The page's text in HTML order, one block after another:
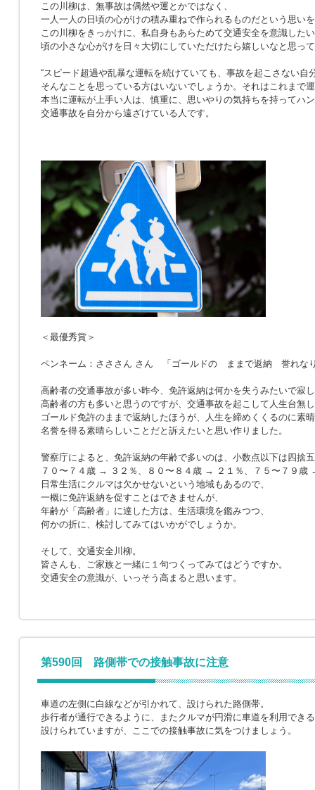
この川柳は、無事故は偶然や運とかではなく、
一人一人の日頃の心がけの積み重ねで作られるものだという思い
この川柳をきっかけに、私自身もあらためて交通安全を意識した
頃の小さな心がけを日々大切にしていただけたら嬉しいなと思っ
“スピード超過や乱暴な運転を続けていても、事故を起こさない自
そんなことを思っている方はいないでしょうか。それはこれまで
本当に運転が上手い人は、慎重に、思いやりの気持ちを持ってハ
交通事故を自分から遠ざけている人です。
＜最優秀賞＞
ペンネーム：さささん さん 「ゴールドの ままで返納 誉れな
高齢者の交通事故が多い昨今、免許返納は何かを失うみたいで寂
高齢者の方も多いと思うのですが、交通事故を起こして人生台無
ゴールド免許のままで返納したほうが、人生を締めくくるのに素
名誉を得る素晴らしいことだと訴えたいと思い作りました。
警察庁によると、免許返納の年齢で多いのは、小数点以下は四捨
７０〜７４歳 → ３２％、８０〜８４歳 → ２１％、７５〜７９歳
日常生活にクルマは欠かせないという地域もあるので、
一概に免許返納を促すことはできませんが、
年齢が「高齢者」に達した方は、生活環境を鑑みつつ、
何かの折に、検討してみてはいかがでしょうか。
そして、交通安全川柳。
皆さんも、ご家族と一緒に１句つくってみてはどうですか。
交通安全の意識が、いっそう高まると思います。
第590回 路側帯での接触事故に注意
車道の左側に白線などが引かれて、設けられた路側帯。
歩行者が通行できるように、またクルマが円滑に車道を利用でき
設けられていますが、ここでの接触事故に気をつけましょう。